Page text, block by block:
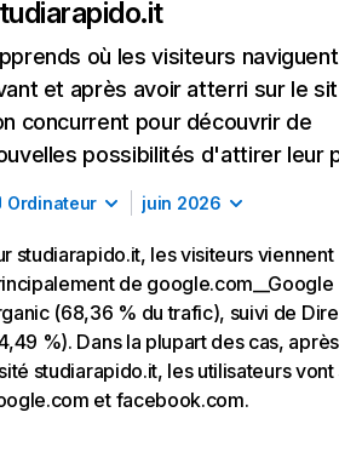
où les visiteurs naviguent
et après avoir atterri sur le
concurrent pour découvrir de
possibilités d'attirer leur
Ordinateur juin 2026
studiarapido.it, les visiteurs viennent
de google.com__Google
(68,36 % du trafic), suivi de
%). Dans la plupart des cas,
studiarapido.it, les utilisateurs vont
et facebook.com.